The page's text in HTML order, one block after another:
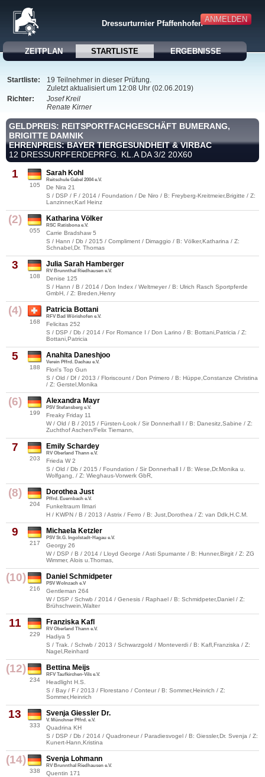
ANMELDEN
Dressurturnier Pfaffenhofen
ZEITPLAN STARTLISTE ERGEBNISSE
Startliste:
19 Teilnehmer in dieser Prüfung.
Zuletzt aktualisiert um 12:08 Uhr (02.06.2019)
Richter:
Josef Kreil
Renate Kirner
GELDPREIS: REITSPORTFACHGESCHÄFT BUMERANG,
BRIGITTE DAMNIK
EHRENPREIS: BAYER TIERGESUNDHEIT & VIRBAC
12 DRESSURPFERDEPRFG. KL.A DA 3/2 20X60
1
105
Sarah Kohl
Reitschule Gabel 2004 e.V.
De Nira 21
S / DSP / F / 2014 / Foundation / De Niro / B: Freyberg-Kreitmeier,Brigitte / Z:
Lanzinner,Karl Heinz
(2)
055
Katharina Völker
RSC Ratisbona e.V.
Carrie Bradshaw 5
S / Hann / Db / 2015 / Compliment / Dimaggio / B: Völker,Katharina / Z:
Schnabel,Dr. Thomas
3
108
Julia Sarah Hamberger
RV Brunnthal Riedhausen e.V.
Denise 125
S / Hann / B / 2014 / Don Index / Weltmeyer / B: Ulrich Rasch Sportpferde
GmbH, / Z: Breden,Henry
(4)
168
Patricia Bottani
RFV Bad Wörishofen e.V.
Felicitas 252
S / DSP / Db / 2014 / For Romance I / Don Larino / B: Bottani,Patricia / Z:
Bottani,Patricia
5
188
Anahita Daneshjoo
Verein Pffrd. Dachau e.V.
Flori's Top Gun
S / Old / Df / 2013 / Floriscount / Don Primero / B: Hüppe,Constanze Christina
/ Z: Gerstel,Monika
(6)
199
Alexandra Mayr
PSV Stefansberg e.V.
Freaky Friday 11
W / Old / B / 2015 / Fürsten-Look / Sir Donnerhall I / B: Danesitz,Sabine / Z:
Zuchthof Aschen/Felix Tiemann,
7
203
Emily Schardey
RV Oberland Thann e.V.
Frieda W 2
S / Old / Db / 2015 / Foundation / Sir Donnerhall I / B: Wese,Dr.Monika u.
Wolfgang, / Z: Wieghaus-Vorwerk GbR,
(8)
204
Dorothea Just
Pffrd. Euernbach e.V.
Funkeltraum Ilmari
H / KWPN / B / 2013 / Astrix / Ferro / B: Just,Dorothea / Z: van Ddk,H.C.M.
9
217
Michaela Ketzler
PSV St.G. Ingolstadt-Hagau e.V.
Georgy 26
W / DSP / B / 2014 / Lloyd George / Asti Spumante / B: Hunner,Birgit / Z: ZG
Wimmer, Alois u.Thomas,
(10)
216
Daniel Schmidpeter
PSV Wolnzach e.V
Gentleman 264
W / DSP / Schwb / 2014 / Genesis / Raphael / B: Schmidpeter,Daniel / Z:
Brühschwein,Walter
11
229
Franziska Kafl
RV Oberland Thann e.V.
Hadiya 5
S / Trak. / Schwb / 2013 / Schwarzgold / Monteverdi / B: Kafl,Franziska / Z:
Nagel,Reinhard
(12)
234
Bettina Meijs
RFV Taufkirchen-Vils e.V.
Headlight H.S.
S / Bay / F / 2013 / Florestano / Conteur / B: Sommer,Heinrich / Z:
Sommer,Heinrich
13
333
Svenja Giessler Dr.
V. Münchner Pffrd. e.V.
Quadrina KH
S / DSP / Db / 2014 / Quadroneur / Paradiesvogel / B: Giessler,Dr. Svenja / Z:
Kunert-Hann,Kristina
(14)
338
Svenja Lohmann
RV Brunnthal Riedhausen e.V.
Quentin 171